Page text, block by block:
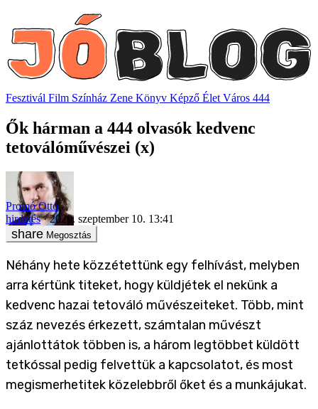
Fesztivál Film Színház Zene Könyv Képző Élet Város 444
Ők hárman a 444 olvasók kedvenc
tetoválóművészei (x)
Promó Ottó
hirdetés
2020. szeptember 10. 13:41
Megosztás
Néhány hete közzétettünk egy felhívást, melyben
arra kértünk titeket, hogy küldjétek el nekünk a
kedvenc hazai tetováló művészeiteket. Több, mint
száz nevezés érkezett, számtalan művészt
ajánlottátok többen is, a három legtöbbet küldött
tetkóssal pedig felvettük a kapcsolatot, és most
megismerhetitek közelebbről őket és a munkájukat.